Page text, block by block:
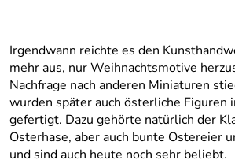
Irgendwann reichte es den
mehr aus, nur Weihnachtsmotive
Nachfrage nach anderen Miniaturen
wurden später auch österliche Figuren
gefertigt. Dazu gehörte natürlich der
Osterhase, aber auch bunte Ostereier
und sind auch heute noch sehr beliebt.